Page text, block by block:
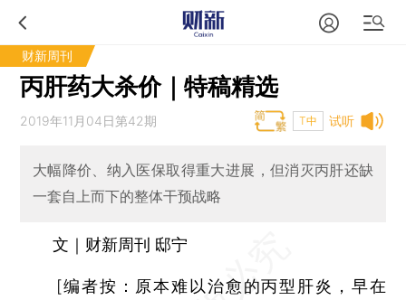
财新周刊
丙肝药大杀价｜特稿精选
试听
2019年11月04日第42期 T中
大幅降价、纳入医保取得重大进展，但消灭丙肝还缺
一套自上而下的整体干预战略
文｜财新周刊 邸宁
[编者按： 原本难以治愈的丙型肝炎，早在